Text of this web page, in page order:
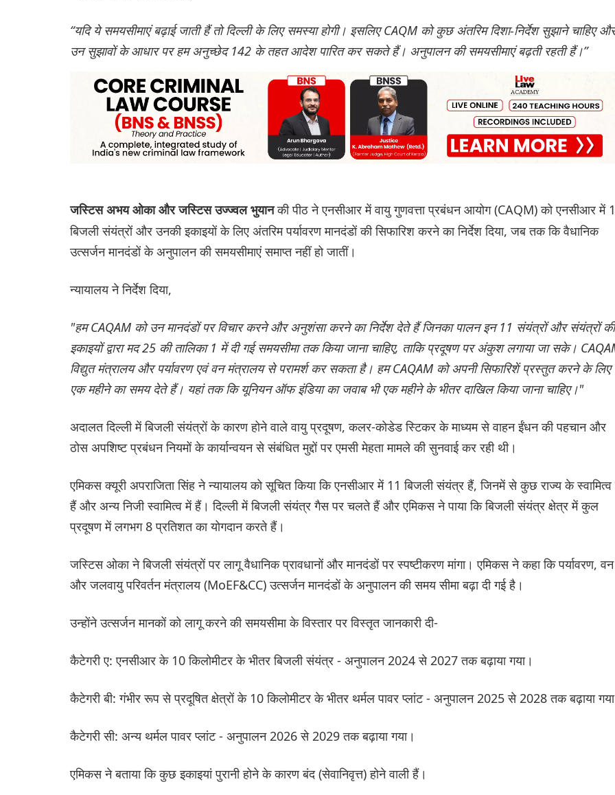
“यदि ये समयसीमाएं बढ़ाई जाती हैं तो दिल्ली के लिए समस्या होगी। इसलिए CAQM को कुछ अंतरिम दिशा-निर्देश सुझाने चाहिए और
उन सुझावों के आधार पर हम अनुच्छेद 142 के तहत आदेश पारित कर सकते हैं। अनुपालन की समयसीमाएं बढ़ती रहती हैं।”
जस्टिस अभय ओका और ज‌स्टिस उज्ज्वल भुयानकी पीठ ने एनसीआर में वायु गुणवत्ता प्रबंधन आयोग (CAQM) को एनसीआर में
बिजली संयंत्रों और उनकी इकाइयों के लिए अंतरिम पर्यावरण मानदंडों की सिफारिश करने का निर्देश दिया, जब तक कि वैधानिक
उत्सर्जन मानदंडों के अनुपालन की समयसीमाएं समाप्त नहीं हो जातीं।
न्यायालय ने निर्देश दिया,
"हम CAQAM को उन मानदंडों पर विचार करने और अनुशंसा करने का निर्देश देते हैं जिनका पालन इन 11 संयंत्रों और संयंत्रों की
इकाइयों द्वारा मद 25 की तालिका 1 में दी गई समयसीमा तक किया जाना चाहिए, ताकि प्रदूषण पर अंकुश लगाया जा सके।
विद्युत मंत्रालय और पर्यावरण एवं वन मंत्रालय से परामर्श कर सकता है। हम CAQAM को अपनी सिफारिशें प्रस्तुत करने के लिए
एक महीने का समय देते हैं। यहां तक ​​कि यूनियन ऑफ इंडिया का जवाब भी एक महीने के भीतर दाखिल किया जाना चाहिए।"
अदालत दिल्ली में बिजली संयंत्रों के कारण होने वाले वायु प्रदूषण, कलर-कोडेड स्टिकर के माध्यम से वाहन ईंधन की पहचान और
ठोस अपशिष्ट प्रबंधन नियमों के कार्यान्वयन से संबंधित मुद्दों पर एमसी मेहता मामले की सुनवाई कर रही थी।
एमिकस क्यूरी अपराजिता सिंह ने न्यायालय को सूचित किया कि एनसीआर में 11 बिजली संयंत्र हैं, जिनमें से कुछ राज्य के स्वामित्व
हैं और अन्य निजी स्वामित्व में हैं। दिल्ली में बिजली संयंत्र गैस पर चलते हैं और एमिकस ने पाया कि बिजली संयंत्र क्षेत्र में कुल
प्रदूषण में लगभग 8 प्रतिशत का योगदान करते हैं।
जस्टिस ओका ने बिजली संयंत्रों पर लागू वैधानिक प्रावधानों और मानदंडों पर स्पष्टीकरण मांगा। एमिकस ने कहा कि पर्यावरण, वन
और जलवायु परिवर्तन मंत्रालय (MoEF&CC) उत्सर्जन मानदंडों के अनुपालन की समय सीमा बढ़ा दी गई है।
उन्होंने उत्सर्जन मानकों को लागू करने की समयसीमा के विस्तार पर विस्तृत जानकारी दी-
कैटेगरी ए: एनसीआर के 10 किलोमीटर के भीतर बिजली संयंत्र - अनुपालन 2024 से 2027 तक बढ़ाया गया।
कैटेगरी बी: ​​गंभीर रूप से प्रदूषित क्षेत्रों के 10 किलोमीटर के भीतर थर्मल पावर प्लांट - अनुपालन 2025 से 2028 तक बढ़ाया
कैटेगरी सी: अन्य थर्मल पावर प्लांट - अनुपालन 2026 से 2029 तक बढ़ाया गया।
एमिकस ने बताया कि कुछ इकाइयां पुरानी होने के कारण बंद (सेवानिवृत्त) होने वाली हैं।